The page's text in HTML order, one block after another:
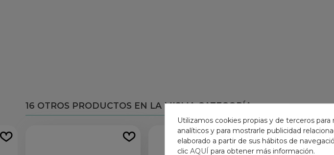
16 OTROS PRODUCTOS EN LA MISMA CATEGORÍA:
Utilizamos cookies propias y de terceros
analíticos y para mostrarle publicidad
elaborado a partir de sus hábitos de
clic AQUÍ para obtener más información.